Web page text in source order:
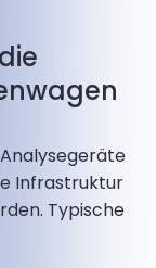
Infrastruktur
Typische